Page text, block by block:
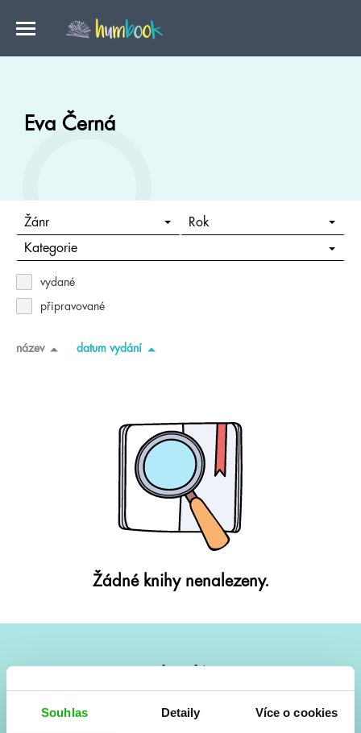
Souhlas Detaily Více o cookies
Eva Černá
Žánr Rok
Kategorie
vydané
připravované
název datum vydání
Žádné knihy nenalezeny.
Vše kolem #youngadult každý měsíc rovnou do mailu!